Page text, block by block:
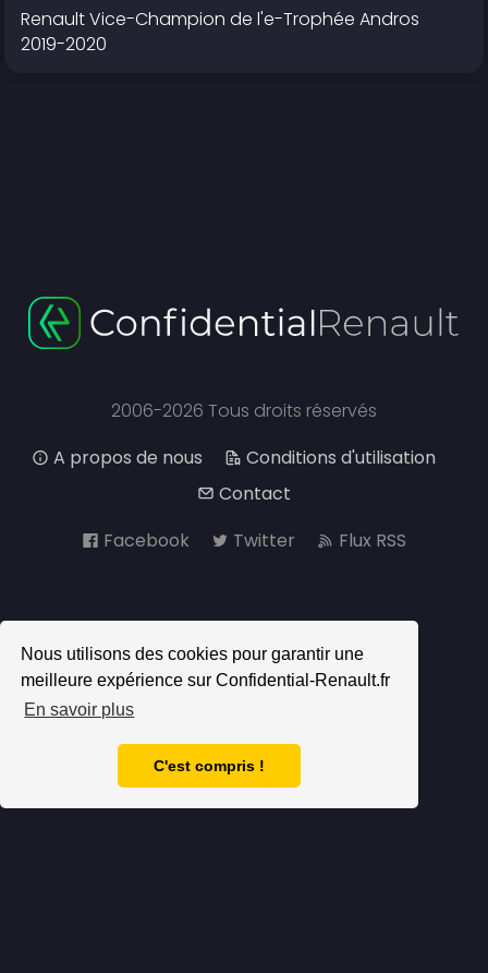
Nous utilisons des cookies pour garantir une
meilleure expérience sur Confidential-Renault.fr
En savoir plus
C'est compris !
Renault Vice-Champion de l'e-Trophée Andros
2019-2020
2006-2026 Tous droits réservés
A propos de nous
Conditions d'utilisation
Contact
Facebook
Twitter Flux RSS